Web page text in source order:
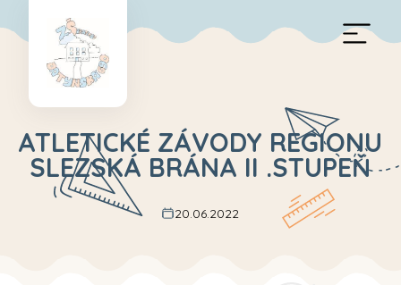
ATLETICKÉ ZÁVODY REGIONU
SLEZSKÁ BRÁNA II .STUPEŇ
20.06.2022